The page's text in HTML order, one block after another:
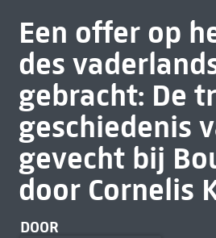
Een offer op
des
gebracht: De
geschiedenis
gevecht bij
door Cornelis
DOOR